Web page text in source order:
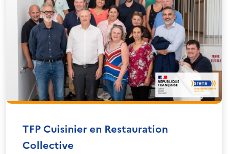
TFP Cuisinier en Restauration
Collective